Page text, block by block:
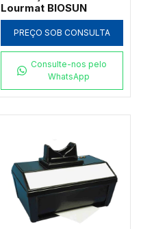
Lourmat BIOSUN
PREÇO SOB CONSULTA
Consulte-nos pelo
WhatsApp